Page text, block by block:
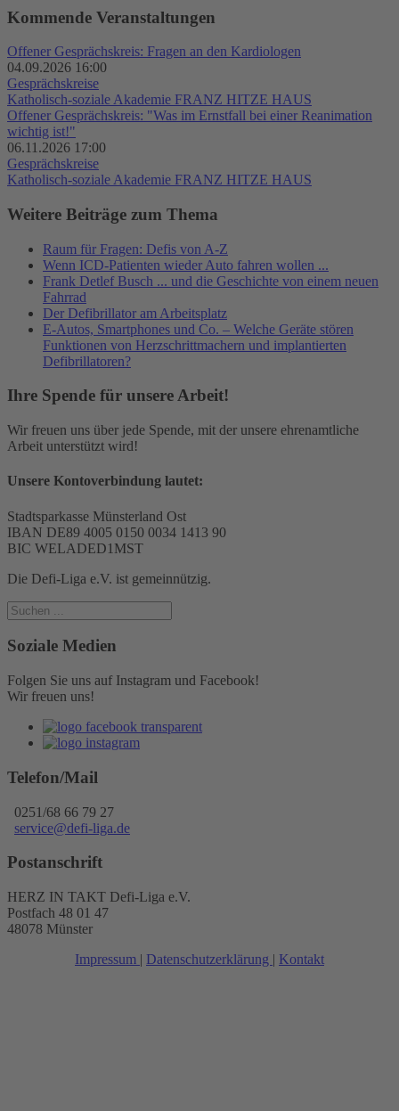
Kommende Veranstaltungen
Offener Gesprächskreis: Fragen an den Kardiologen
04.09.2026 16:00
Gesprächskreise
Katholisch-soziale Akademie FRANZ HITZE HAUS
Offener Gesprächskreis: "Was im Ernstfall bei einer Reanimation
wichtig ist!"
06.11.2026 17:00
Gesprächskreise
Katholisch-soziale Akademie FRANZ HITZE HAUS
Weitere Beiträge zum Thema
Raum für Fragen: Defis von A-Z
Wenn ICD-Patienten wieder Auto fahren wollen ...
Frank Detlef Busch ... und die Geschichte von einem neuen
Fahrrad
Der Defibrillator am Arbeitsplatz
E-Autos, Smartphones und Co. – Welche Geräte stören
Funktionen von Herzschrittmachern und implantierten
Defibrillatoren?
Ihre Spende für unsere Arbeit!
Wir freuen uns über jede Spende, mit der unsere ehrenamtliche
Arbeit unterstützt wird!
Unsere Kontoverbindung lautet:
Stadtsparkasse Münsterland Ost
IBAN DE89 4005 0150 0034 1413 90
BIC WELADED1MST
Die Defi-Liga e.V. ist gemeinnützig.
Soziale Medien
Folgen Sie uns auf Instagram und Facebook!
Wir freuen uns!
Telefon/Mail
0251/68 66 79 27
service@defi-liga.de
Postanschrift
HERZ IN TAKT Defi-Liga e.V.
Postfach 48 01 47
48078 Münster
Impressum | Datenschutzerklärung | Kontakt